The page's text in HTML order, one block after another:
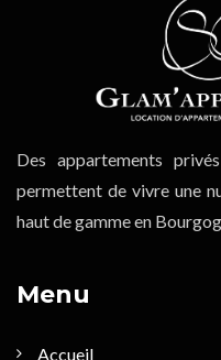
Des appartements
permettent de vivre une
haut de gamme en
Menu
Accueil